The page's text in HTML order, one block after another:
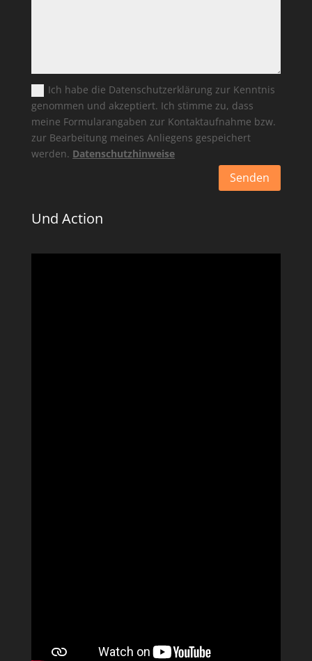
Ich habe die Datenschutzerklärung zur Kenntnis
genommen und akzeptiert. Ich stimme zu, dass
meine Formularangaben zur Kontaktaufnahme bzw.
zur Bearbeitung meines Anliegens gespeichert
werden. Datenschutzhinweise
Senden
Und Action